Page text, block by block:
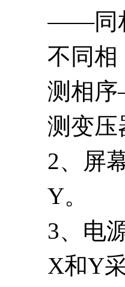
——同
不同
测相
测变压
2、屏
Y。
3、电
X和Y